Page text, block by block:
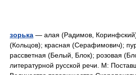
зорька — алая (Радимов,
(Кольцов); красная (Серафимович);
рассветная (Белый, Блок); розовая
литературной русской речи. М: